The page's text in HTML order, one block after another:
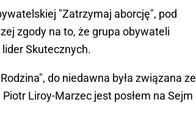
"Zatrzymaj aborcję", pod
zgody na to, że grupa obywateli
lider Skutecznych.
do niedawna była związana ze
Liroy-Marzec jest posłem na Sejm